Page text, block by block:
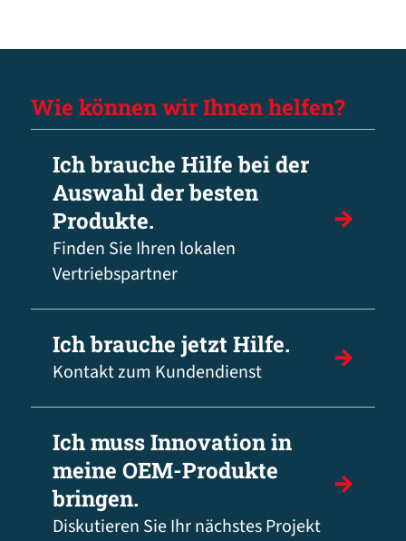
Wie können wir Ihnen helfen?
Ich brauche Hilfe bei der
Auswahl der besten
Produkte.
Finden Sie Ihren lokalen
Vertriebspartner
Ich brauche jetzt Hilfe.
Kontakt zum Kundendienst
Ich muss Innovation in
meine OEM-Produkte
bringen.
Diskutieren Sie Ihr nächstes Projekt